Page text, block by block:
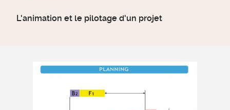
L'animation et le pilotage d'un projet